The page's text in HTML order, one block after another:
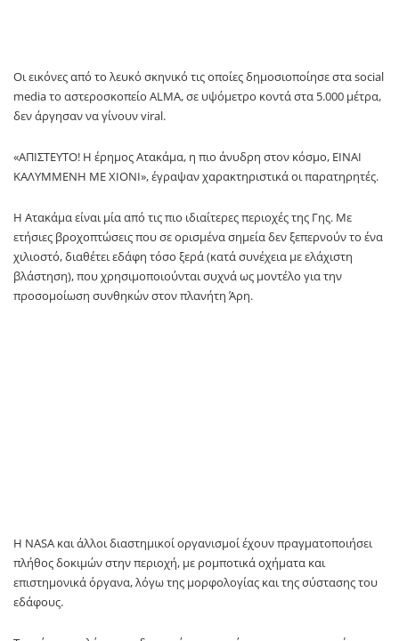
Οι εικόνες από το λευκό σκηνικό τις οποίες δημοσιοποίησε στα social
media το αστεροσκοπείο ALMA, σε υψόμετρο κοντά στα 5.000 μέτρα,
δεν άργησαν να γίνουν viral.
«ΑΠΙΣΤΕΥΤΟ! Η έρημος Ατακάμα, η πιο άνυδρη στον κόσμο, ΕΙΝΑΙ
ΚΑΛΥΜΜΕΝΗ ΜΕ ΧΙΟΝΙ», έγραψαν χαρακτηριστικά οι παρατηρητές.
Η Ατακάμα είναι μία από τις πιο ιδιαίτερες περιοχές της Γης. Με
ετήσιες βροχοπτώσεις που σε ορισμένα σημεία δεν ξεπερνούν το ένα
χιλιοστό, διαθέτει εδάφη τόσο ξερά (κατά συνέχεια με ελάχιστη
βλάστηση), που χρησιμοποιούνται συχνά ως μοντέλο για την
προσομοίωση συνθηκών στον πλανήτη Άρη.
Η NASA και άλλοι διαστημικοί οργανισμοί έχουν πραγματοποιήσει
πλήθος δοκιμών στην περιοχή, με ρομποτικά οχήματα και
επιστημονικά όργανα, λόγω της μορφολογίας και της σύστασης του
εδάφους.